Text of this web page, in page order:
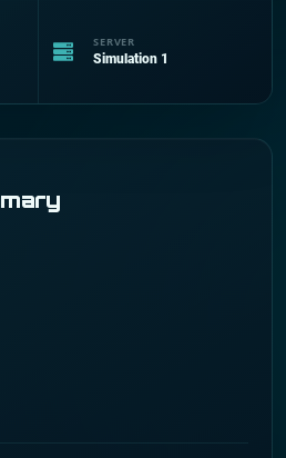
SERVER
Simulation 1